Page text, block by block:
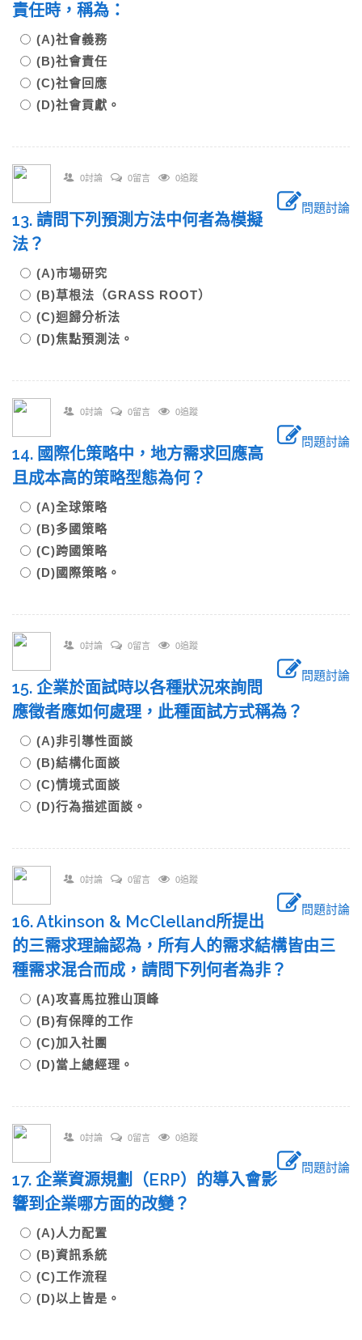
責任時，稱為：
(A)社會義務
(B)社會責任
(C)社會回應
(D)社會貢獻。
0討論 0留言 0追蹤
問題討論
13. 請問下列預測方法中何者為模擬
法？
(A)市場研究
(B)草根法（GRASS ROOT）
(C)迴歸分析法
(D)焦點預測法。
0討論 0留言 0追蹤
問題討論
14. 國際化策略中，地方需求回應高
且成本高的策略型態為何？
(A)全球策略
(B)多國策略
(C)跨國策略
(D)國際策略。
0討論 0留言 0追蹤
問題討論
15. 企業於面試時以各種狀況來詢問
應徵者應如何處理，此種面試方式稱為？
(A)非引導性面談
(B)結構化面談
(C)情境式面談
(D)行為描述面談。
0討論 0留言 0追蹤
問題討論
16. Atkinson & McClelland所提出
的三需求理論認為，所有人的需求結構皆由三
種需求混合而成，請問下列何者為非？
(A)攻喜馬拉雅山頂峰
(B)有保障的工作
(C)加入社團
(D)當上總經理。
0討論 0留言 0追蹤
問題討論
17. 企業資源規劃（ERP）的導入會影
響到企業哪方面的改變？
(A)人力配置
(B)資訊系統
(C)工作流程
(D)以上皆是。